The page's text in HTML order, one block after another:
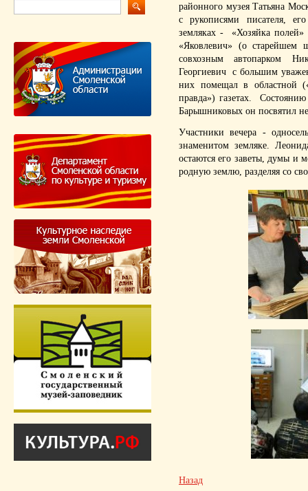
районного музея Татьяна
с рукописями писателя,
земляках - «Хозяйка полей»
«Яковлевич» (о старейшем
совхозным автопарком
Георгиевич с большим
них помещал в областной
правда») газетах.
Барышниковых он посвятил
Участники вечера -
знаменитом земляке.
остаются его заветы, думы и
родную землю, разделяя со
Назад